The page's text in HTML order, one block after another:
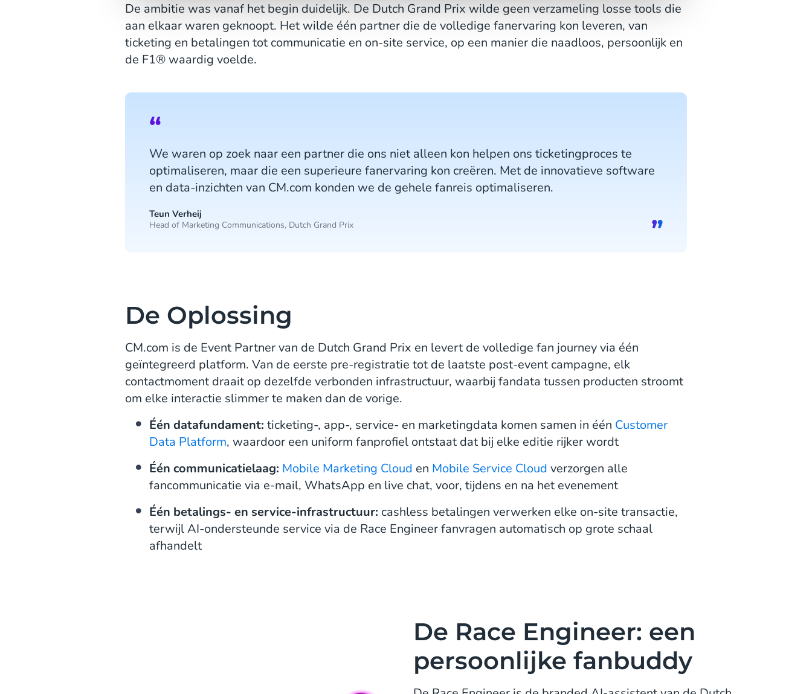
De ambitie was vanaf het begin duidelijk. De Dutch Grand Prix wilde geen verzameling losse tools die
aan elkaar waren geknoopt. Het wilde één partner die de volledige fanervaring kon leveren, van
ticketing en betalingen tot communicatie en on-site service, op een manier die naadloos, persoonlijk en
de F1® waardig voelde.
We waren op zoek naar een partner die ons niet alleen kon helpen ons ticketingproces te
optimaliseren, maar die een superieure fanervaring kon creëren. Met de innovatieve software
en data-inzichten van CM.com konden we de gehele fanreis optimaliseren.
Teun Verheij
Head of Marketing Communications, Dutch Grand Prix
De Oplossing
CM.com is de Event Partner van de Dutch Grand Prix en levert de volledige fan journey via één
geïntegreerd platform. Van de eerste pre-registratie tot de laatste post-event campagne, elk
contactmoment draait op dezelfde verbonden infrastructuur, waarbij fandata tussen producten stroomt
om elke interactie slimmer te maken dan de vorige.
Één datafundament: ticketing-, app-, service- en marketingdata komen samen in één Customer
Data Platform, waardoor een uniform fanprofiel ontstaat dat bij elke editie rijker wordt
Één communicatielaag: Mobile Marketing Cloud en Mobile Service Cloud verzorgen alle
fancommunicatie via e-mail, WhatsApp en live chat, voor, tijdens en na het evenement
Één betalings- en service-infrastructuur: cashless betalingen verwerken elke on-site transactie,
terwijl AI-ondersteunde service via de Race Engineer fanvragen automatisch op grote schaal
afhandelt
De Race Engineer: een
persoonlijke fanbuddy